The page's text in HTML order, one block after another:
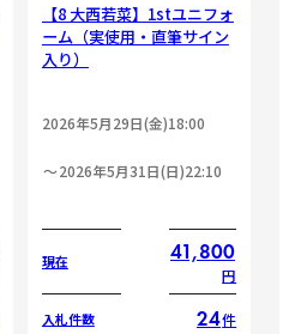
【8 大西若菜】1stユニフォ
ーム（実使用・直筆サイン
入り）
2026年5月29日(金)18:00
2026年5月31日(日)22:10
現在 41,800
円
入札件数 24件